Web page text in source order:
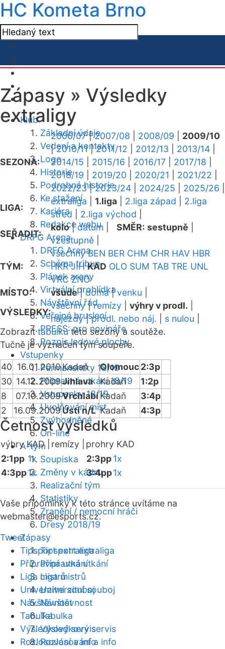
HC Kometa Brno
Klub
Základní údaje
Vedení a kontakty
Logo
Historie
Podrobná historie
Ke stažení
Kariéra
Redakce webu
DRFG Arena
DRFG Arena
Schéma tribun
Plánek areny
Virtuální prohlídka
Návštěvní řád
Veřejné bruslení
PRESS: pro novináře
Rozpis ledové plochy
Vstupenky
Permanentky 18/19
Přípravná utkání 18/19
Vstupenky 18/19
Uvolňování míst
Zvýhodněné
On-line
A-tým
Soupiska
Změny v kádru
Realizační tým
Statistiky
Zranění / nemocní hráči
Dresy 2018/19
Zápasy
Tipsport extraliga
Přípravná utkání
Liga mistrů
Univerzitní souboj
Návštěvnost
Tabulka
Výsledkový servis
Rozlosování a info
Zápasy » Výsledky
extraligy
SEZONA:
2006/07|2007/08 2008/09
2009/10
|2010/11|2011/12 2012/13 2013/14
2014/15
2015/16 2016/17 2017/18
2018/19
2019/20 2020/21 2021/22
2022/23|2023/24 2024/25 2025/26
LIGA:
extraliga 1.liga 2.liga západ
2.liga
střed
2.liga východ
SEŘADIT:
kolo|datum SMĚR: sestupně
vzestupně
TÝM:
všechny BEN BER CHM CHR HAV HBR
HKR JIH KAD OLO SUM TAB TRE UNL
VRC ZNO
MÍSTO:
všude|doma|venku
VÝSLEDKY:
všechny|remízy výhry v prodl.
nájezdy|prodl. nebo náj. s nulou
Zobrazittabulkutéto sezóny a soutěže.
Tučně je vyznačen tým soupeře.
40 16.01.2010Kadaň Olomouc2:3p
30 14.12.2009Jihlava Kadaň
1:2p
8
07.10.2009VrchlabíKadaň
3:4p
2
16.09.2009Ústí n/L Kadaň 4:3p
Četnost výsledků
výhry KAD | remízy |
prohry KAD
2:1pp 1x
4:3pp1x
2:3pp1x
3:4pp1x
Vaše připomínky k této stránce uvítáme na
webmaster@esports.cz.
Tweet
Tipsport extraliga
Přípravná utkání
Liga mistrů
Univerzitní souboj
Návštěvnost
Tabulka
Výsledkový servis
Rozlosování a info